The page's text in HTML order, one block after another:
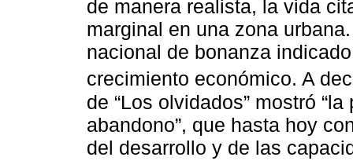
de manera realista, la vida
marginal en una zona
nacional de bonanza
crecimiento económico. A
de “Los olvidados” mostró
abandono”, que hasta hoy
del desarrollo y de las